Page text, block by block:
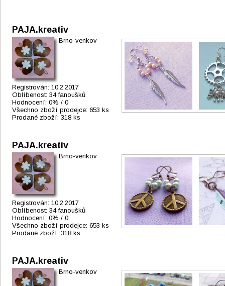
PAJA.kreativ
Brno-venkov
Registrován: 10.2.2017
Oblíbenost: 34 fanoušků
Hodnocení: 0% / 0
Všechno zboží prodejce: 653 ks
Prodané zboží: 318 ks
PAJA.kreativ
Brno-venkov
Registrován: 10.2.2017
Oblíbenost: 34 fanoušků
Hodnocení: 0% / 0
Všechno zboží prodejce: 653 ks
Prodané zboží: 318 ks
PAJA.kreativ
Brno-venkov